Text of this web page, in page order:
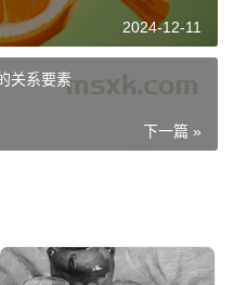
技能的日益精湛，他们做
觉化，甚至在无意识间完
竟未察觉那些视觉原理基
笃定的，便是最终呈现的
计师将基础知识内化为本
签名，因人而异，可谓有
计流程。部分设计师极具
步骤都了如指掌，决策时尽
2024-12-11
关系要素
下一篇 »